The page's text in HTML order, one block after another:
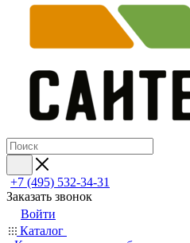
+7 (495) 532‑34‑31
Заказать звонок
Войти
Каталог